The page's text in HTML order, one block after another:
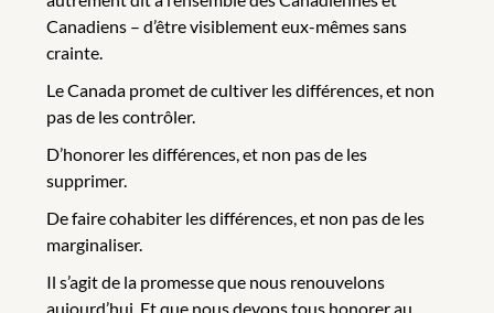
Canadiens – d’être visiblement eux-mêmes sans
crainte.
Le Canada promet de cultiver les différences, et non
pas de les contrôler.
D’honorer les différences, et non pas de les
supprimer.
De faire cohabiter les différences, et non pas de les
marginaliser.
Il s’agit de la promesse que nous renouvelons
aujourd’hui. Et que nous devons tous honorer au